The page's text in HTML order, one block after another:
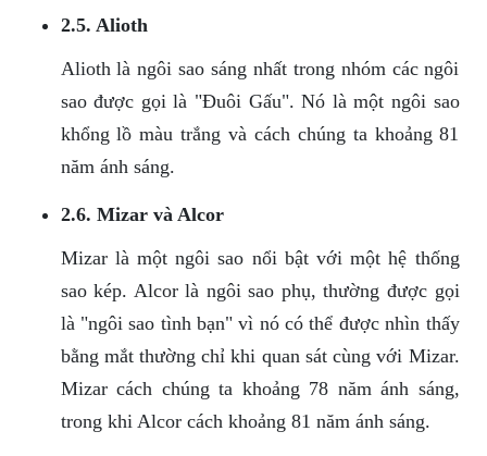
2.5. Alioth
Alioth là ngôi sao sáng nhất trong nhóm các ngôi
sao được gọi là "Đuôi Gấu". Nó là một ngôi sao
khổng lồ màu trắng và cách chúng ta khoảng 81
năm ánh sáng.
2.6. Mizar và Alcor
Mizar là một ngôi sao nổi bật với một hệ thống
sao kép. Alcor là ngôi sao phụ, thường được gọi
là "ngôi sao tình bạn" vì nó có thể được nhìn thấy
bằng mắt thường chỉ khi quan sát cùng với Mizar.
Mizar cách chúng ta khoảng 78 năm ánh sáng,
trong khi Alcor cách khoảng 81 năm ánh sáng.